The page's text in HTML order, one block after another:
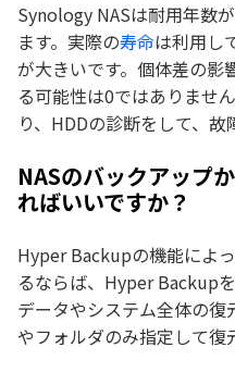
Synology NASは耐用年数
ます。実際の寿命は利用し
が大きいです。個体差の影
る可能性は0ではありませ
り、HDDの診断をして、故
NASのバックアップ
ればいいですか？
Hyper Backupの機能によ
るならば、Hyper Backup
データやシステム全体の復
やフォルダのみ指定して復